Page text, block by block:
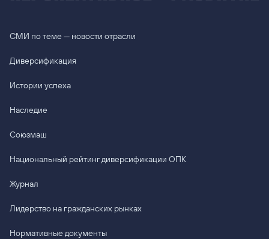
СМИ по теме — новости отрасли
Диверсификация
Истории успеха
Наследие
Союзмаш
Национальный рейтинг диверсификации ОПК
Журнал
Лидерство на гражданских рынках
Нормативные документы